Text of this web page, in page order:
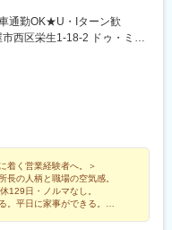
通勤OK★U・Iターン歓
西区栄生1-18-2 ドゥ・ミー
線／ 栄生駅※転勤なし受動
着く営業経験者へ。＞
長の人柄と職場の空気感。
129日・ノルマなし。
。平日に家事ができる。